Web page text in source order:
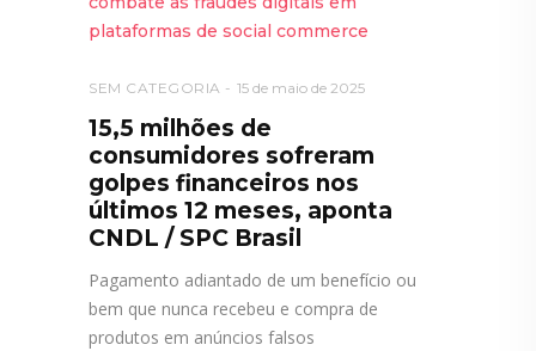
SEM CATEGORIA 15 de maio de 2025
15,5 milhões de
consumidores sofreram
golpes financeiros nos
últimos 12 meses, aponta
CNDL / SPC Brasil
Pagamento adiantado de um benefício ou
bem que nunca recebeu e compra de
produtos em anúncios falsos